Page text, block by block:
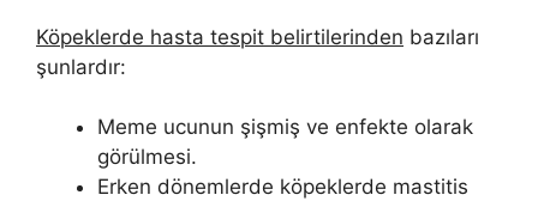
Köpeklerde hasta tespit belirtilerinden bazıları
şunlardır:
Meme ucunun şişmiş ve enfekte olarak
görülmesi.
Erken dönemlerde köpeklerde mastitis